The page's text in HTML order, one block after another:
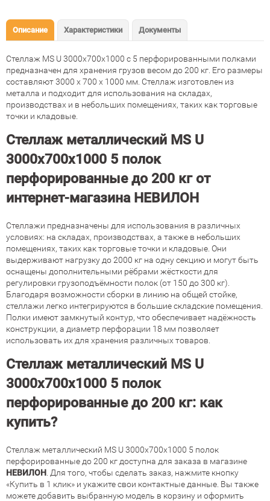
Описание Характеристики Документы
Стеллаж MS U 3000x700x1000 с 5 перфорированными полками
предназначен для хранения грузов весом до 200 кг. Его размеры
составляют 3000 x 700 x 1000 мм. Стеллаж изготовлен из
металла и подходит для использования на складах,
производствах и в небольших помещениях, таких как торговые
точки и кладовые.
Стеллаж металлический MS U
3000х700х1000 5 полок
перфорированные до 200 кг от
интернет-магазина НЕВИЛОН
Стеллажи предназначены для использования в различных
условиях: на складах, производствах, а также в небольших
помещениях, таких как торговые точки и кладовые. Они
выдерживают нагрузку до 2000 кг на одну секцию и могут быть
оснащены дополнительными рёбрами жёсткости для
регулировки грузоподъёмности полок (от 150 до 300 кг).
Благодаря возможности сборки в линию на общей стойке,
стеллажи легко интегрируются в большие складские помещения.
Полки имеют замкнутый контур, что обеспечивает надёжность
конструкции, а диаметр перфорации 18 мм позволяет
использовать их для хранения различных товаров.
Стеллаж металлический MS U
3000х700х1000 5 полок
перфорированные до 200 кг: как
купить?
Стеллаж металлический MS U 3000х700х1000 5 полок
перфорированные до 200 кг доступна для заказа в магазине
НЕВИЛОН . Для того, чтобы сделать заказ, нажмите кнопку
«Купить в 1 клик» и укажите свои контактные данные. Вы также
можете добавить выбранную модель в корзину и оформить